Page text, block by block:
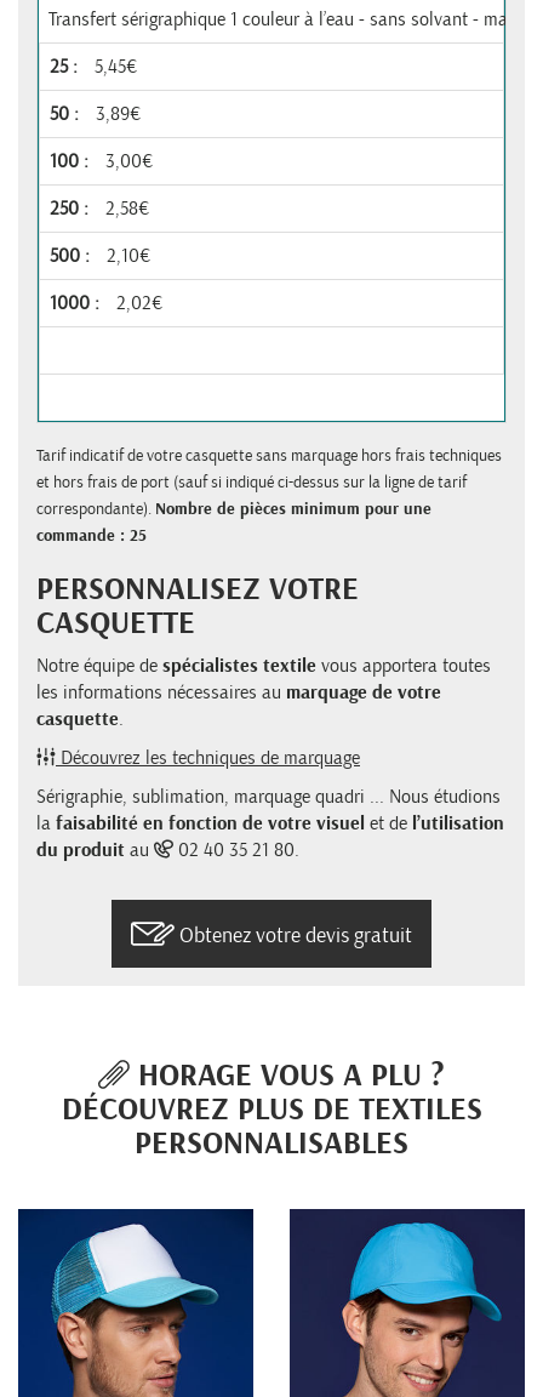
Transfert sérigraphique 1 couleur à l’eau - sans solvant - max
5,45€
3,89€
3,00€
2,58€
2,10€
2,02€
Tarif indicatif de votre casquette sans marquage hors frais techniques
et hors frais de port (sauf si indiqué ci-dessus sur la ligne de tarif
correspondante). Nombre de pièces minimum pour une
commande : 25
PERSONNALISEZ VOTRE
CASQUETTE
Notre équipe de spécialistes textile vous apportera toutes
les informations nécessaires au marquage de votre
casquette
Découvrez les techniques de marquage
Sérigraphie, sublimation, marquage quadri ... Nous étudions
la faisabilité en fonction de votre visuel et de l’utilisation
du produit au 02 40 35 21 80.
Obtenez votre devis gratuit
HORAGE VOUS A PLU ?
DÉCOUVREZ PLUS DE TEXTILES
PERSONNALISABLES